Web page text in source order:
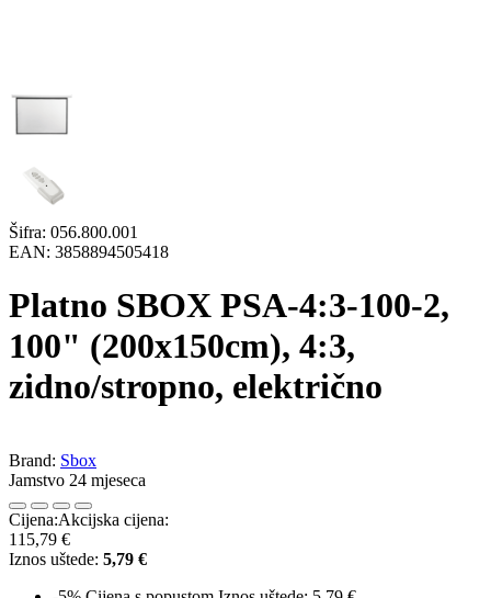
Šifra: 056.800.001
EAN: 3858894505418
Platno SBOX PSA-4:3-100-2,
100" (200x150cm), 4:3,
zidno/stropno, električno
Brand: Sbox
Jamstvo 24 mjeseca
Cijena:Akcijska cijena:
115,79 €
Iznos uštede: 5,79 €